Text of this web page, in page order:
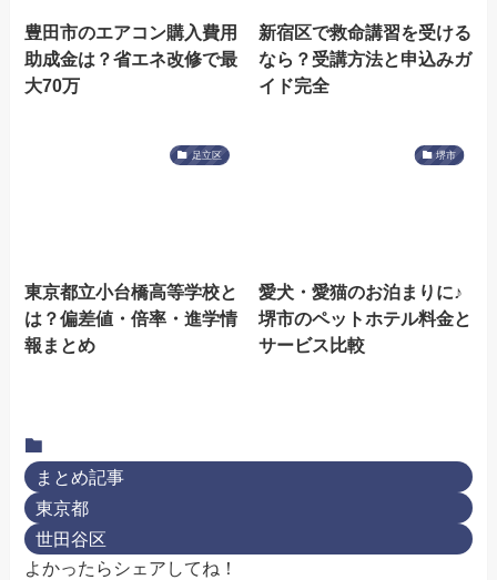
豊田市のエアコン購入費用
助成金は？省エネ改修で最
大70万
新宿区で救命講習を受ける
なら？受講方法と申込みガ
イド完全
足立区
東京都立小台橋高等学校と
は？偏差値・倍率・進学情
報まとめ
堺市
愛犬・愛猫のお泊まりに♪
堺市のペットホテル料金と
サービス比較
まとめ記事
東京都
世田谷区
よかったらシェアしてね！